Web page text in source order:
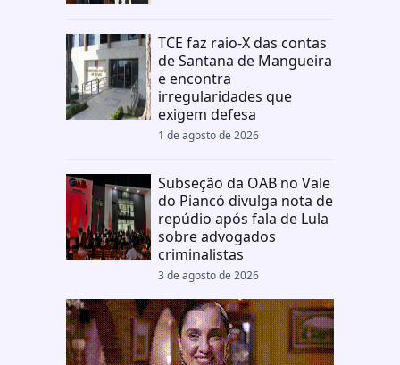
TCE faz raio-X das contas
de Santana de Mangueira
e encontra
irregularidades que
exigem defesa
1 de agosto de 2026
Subseção da OAB no Vale
do Piancó divulga nota de
repúdio após fala de Lula
sobre advogados
criminalistas
3 de agosto de 2026